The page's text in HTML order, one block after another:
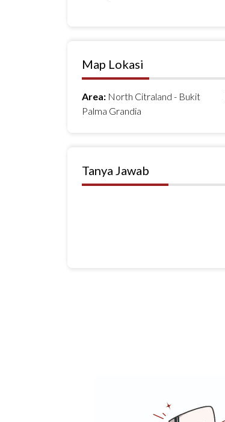
Map Lokasi
Area: North Citraland - Bukit
Palma Grandia
Tanya Jawab